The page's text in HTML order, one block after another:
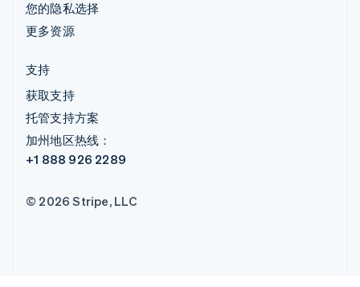
您的隐私选择
更多资源
支持
获取支持
托管支持方案
加州地区热线：
+1 888 926 2289
© 2026 Stripe, LLC